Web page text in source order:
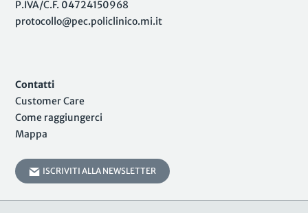
P.IVA/C.F. 04724150968
protocollo@pec.policlinico.mi.it
Contatti
Customer Care
Come raggiungerci
Mappa
ISCRIVITI ALLA NEWSLETTER